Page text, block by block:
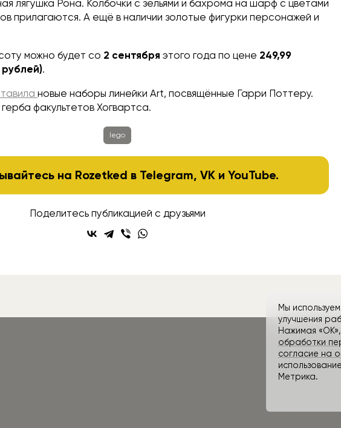
лягушка Рона. Колбочки с зельями и бахрома на шарф с цветами
прилагаются. А ещё в наличии золотые фигурки персонажей и
можно будет со 2 сентября этого года по цене 249,99
рублей).
новые наборы линейки Art, посвящённые Гарри Поттеру.
факультетов Хогвартса.
lego
на Rozetked в Telegram,VK иYouTube.
Поделитесь публикацией с друзьями
Мы
улучшения
Нажимая
обработки
согласие на
Метрика.